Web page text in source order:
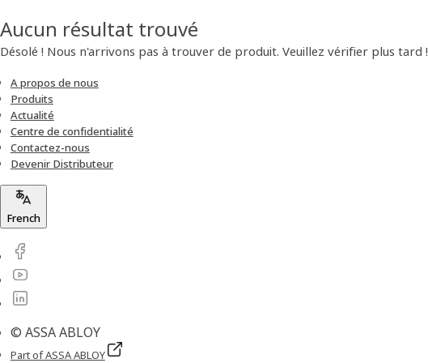
Aucun résultat trouvé
Désolé ! Nous n'arrivons pas à trouver de produit. Veuillez vérifier plus tard !
A propos de nous
Produits
Actualité
Centre de confidentialité
Contactez-nous
Devenir Distributeur
French
© ASSA ABLOY
Part of ASSA ABLOY